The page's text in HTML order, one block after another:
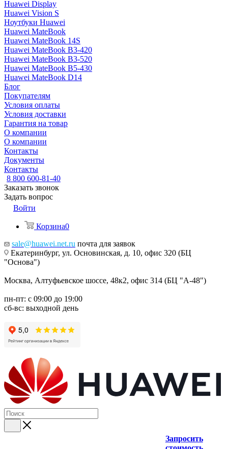
Huawei Display
Huawei Vision S
Ноутбуки Huawei
Huawei MateBook
Huawei MateBook 14S
Huawei MateBook B3-420
Huawei MateBook B3-520
Huawei MateBook B5-430
Huawei MateBook D14
Блог
Покупателям
Условия оплаты
Условия доставки
Гарантия на товар
О компании
О компании
Контакты
Документы
Контакты
8 800 600-81-40
Заказать звонок
Задать вопрос
Войти
Корзина0
sale@huawei.net.ru почта для заявок
Екатеринбург, ул. Основинская, д. 10, офис 320 (БЦ
"Основа")
Москва, Алтуфьевское шоссе, 48к2, офис 314 (БЦ "А-48")
пн-пт: с 09:00 до 19:00
сб-вс: выходной день
Запросить